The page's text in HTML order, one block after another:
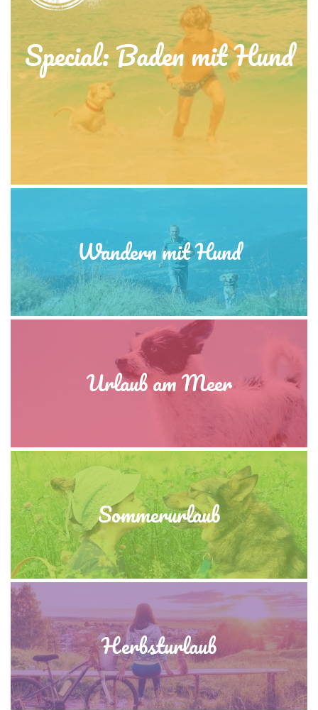
Special: Baden mit Hund
Wandern mit Hund
Urlaub am Meer
Sommerurlaub
Herbsturlaub